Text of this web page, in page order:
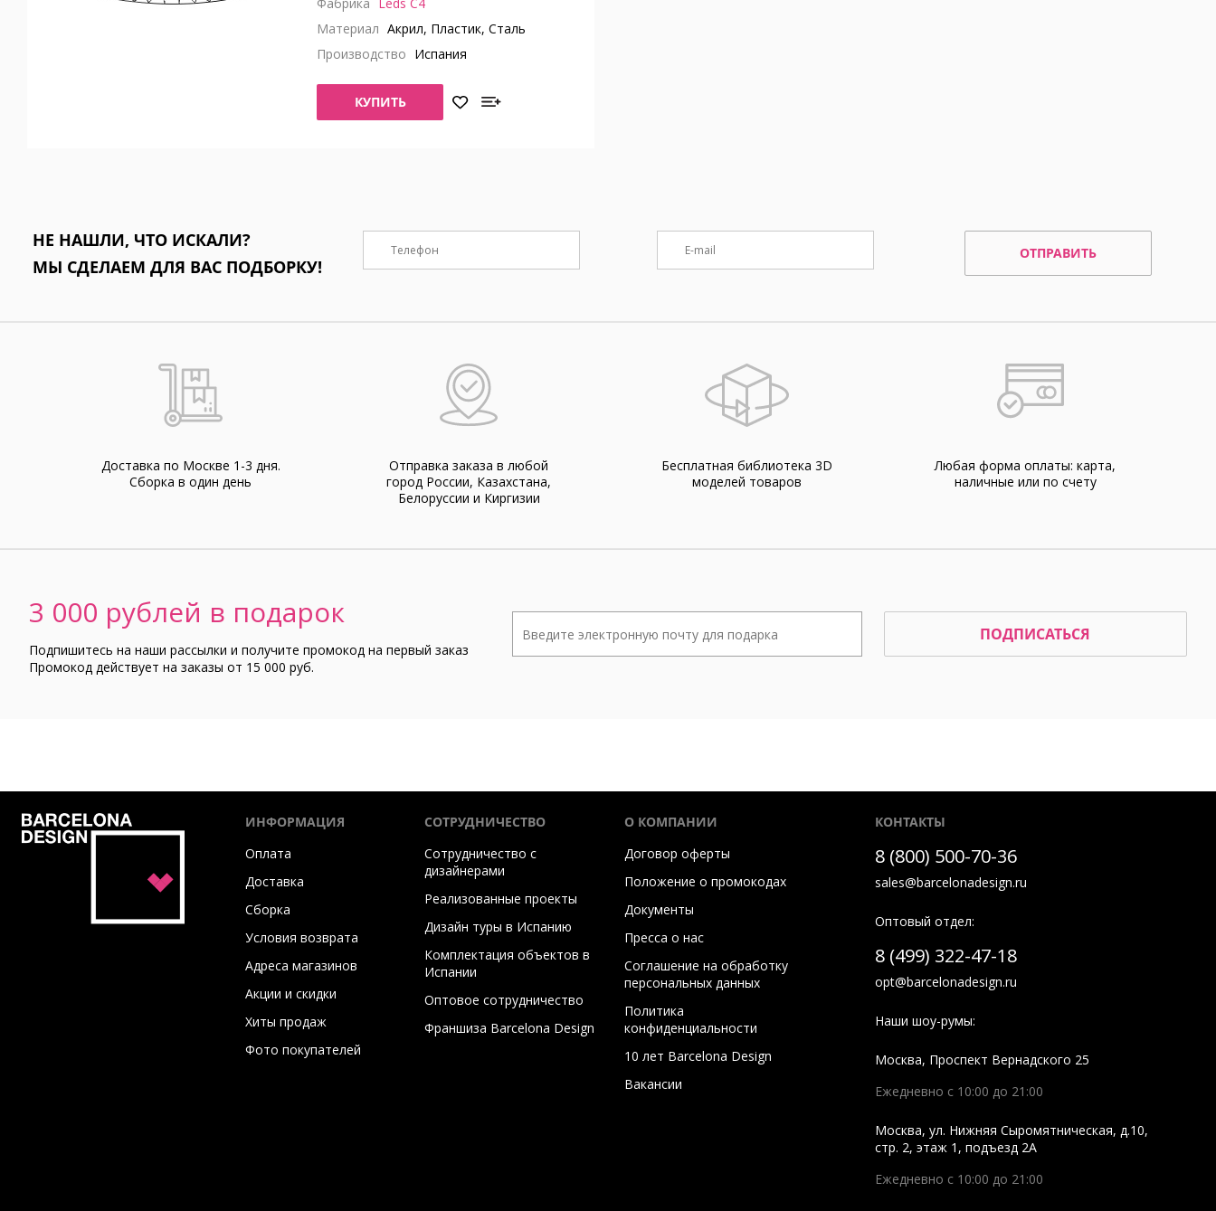
Материал Акрил, Пластик, Сталь
Производство Испания
КУПИТЬ
НЕ НАШЛИ, ЧТО ИСКАЛИ?
МЫ СДЕЛАЕМ ДЛЯ ВАС ПОДБОРКУ!
ОТПРАВИТЬ
Доставка по Москве 1-3 дня.
Cборка в один день
Отправка заказа в любой
город России, Казахстана,
Белоруссии и Киргизии
Бесплатная библиотека 3D
моделей товаров
Любая форма оплаты: карта,
наличные или по счету
3 000 рублей в подарок
Подпишитесь на наши рассылки и получите промокод на первый заказ
Промокод действует на заказы от 15 000 руб.
ПОДПИСАТЬСЯ
КОНТАКТЫ
8 (800) 500-70-36
sales@barcelonadesign.ru
Оптовый отдел:
8 (499) 322-47-18
opt@barcelonadesign.ru
Наши шоу-румы:
Москва, Проспект Вернадского 25
Ежедневно с 10:00 до 21:00
Москва,ул. Нижняя Сыромятническая, д.10,
стр. 2, этаж 1, подъезд 2A
Ежедневно с 10:00 до 21:00
ИНФОРМАЦИЯ
Оплата
Доставка
Сборка
Условия возврата
Адреса магазинов
Акции и скидки
Хиты продаж
Фото покупателей
СОТРУДНИЧЕСТВО
Сотрудничество с
дизайнерами
Реализованные проекты
Дизайн туры в Испанию
Комплектация объектов в
Испании
Оптовое сотрудничество
Франшиза Barcelona Design
О КОМПАНИИ
Договор оферты
Положение о промокодах
Документы
Пресса о нас
Соглашение на обработку
персональных данных
Политика
конфиденциальности
10 лет Barcelona Design
Вакансии